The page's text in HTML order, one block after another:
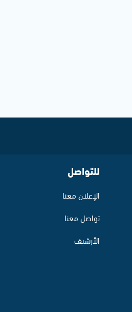
للتواصل
الإعلان معنا
تواصل معنا
الأرشيف